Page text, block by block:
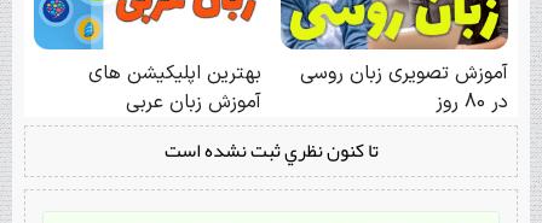
تا كنون نظري ثبت نشده است